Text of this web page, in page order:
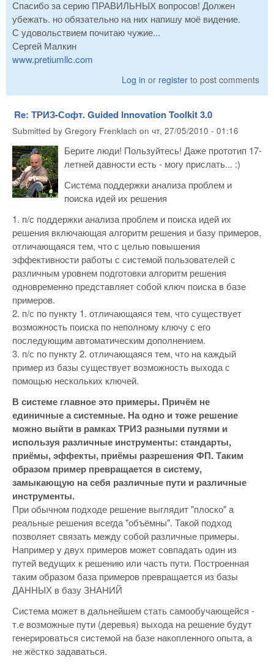
Спасибо за серию ПРАВИЛЬНЫХ вопросов! Должен
убежать. но обязательно на них напишу моё видение.
С удовольствием почитаю чужие...
Сергей Малкин
www.pretiumllc.com
Log in or register to post comments
Re: ТРИЗ-Софт. Guided Innovation Toolkit 3.0
Submitted by Gregory Frenklach on чт, 27/05/2010 - 01:16
Берите люди! Пользуйтесь! Даже прототип 17-
летней давности есть - могу прислать... :)
Система поддержки анализа проблем и
поиска идей их решения
1. п/с поддержки анализа проблем и поиска идей их
решения включающая алгоритм решения и базу примеров,
отличающаяся тем, что с целью повышения
эффективности работы с системой пользователей с
различным уровнем подготовки алгоритм решения
одновременно представляет собой ключ поиска в базе
примеров.
2. п/с по пункту 1. отличающаяся тем, что существует
возможность поиска по неполному ключу с его
последующим автоматическим дополнением.
3. п/с по пункту 2. отличающаяся тем, что на каждый
пример из базы существует возможность выхода с
помощью нескольких ключей.
В системе главное это примеры. Причём не
единичные а системные. На одно и тоже решение
можно выйти в рамках ТРИЗ разными путями и
используя различные инструменты: стандарты,
приёмы, эффекты, приёмы разрешения ФП. Таким
образом пример превращается в систему,
замыкающую на себя различные пути и различные
инструменты.
При обычном подходе решение выглядит "плоско" а
реальные решения всегда "объёмны". Такой подход
позволяет связать между собой различные примеры.
Например у двух примеров может совпадать один из
путей ведущих к решению или часть пути. Построенная
таким образом база примеров превращается из базы
ДАННЫХ в базу ЗНАНИЙ
Система может в дальнейшем стать самообучающейся -
т.е возможные пути (деревья) выхода на решение будут
генерироваться системой на базе накопленного опыта, а
не жёстко задаваться.